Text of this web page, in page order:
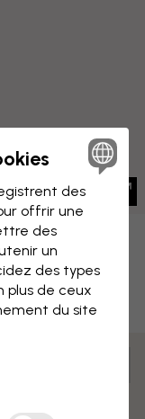
un
Enregistrer
des
offrir une
des
un
des types
plus de ceux
du site